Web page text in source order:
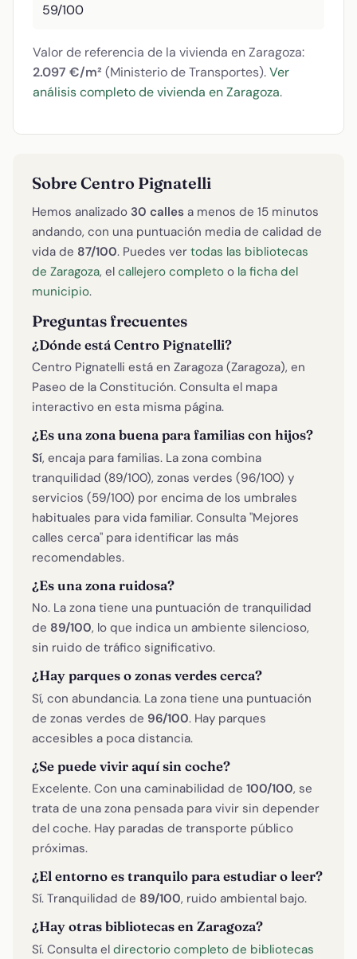
59/100
Valor de referencia de la vivienda en Zaragoza:
2.097 €/m² (Ministerio de Transportes).Ver
análisis completo de vivienda en Zaragoza.
Sobre Centro Pignatelli
Hemos analizado 30 calles a menos de 15 minutos
andando, con una puntuación media de calidad de
vida de 87/100. Puedes ver todas las bibliotecas
de Zaragoza, el callejero completo o la ficha del
municipio.
Preguntas frecuentes
¿Dónde está Centro Pignatelli?
Centro Pignatelli está en Zaragoza (Zaragoza), en
Paseo de la Constitución. Consulta el mapa
interactivo en esta misma página.
¿Es una zona buena para familias con hijos?
Sí, encaja para familias. La zona combina
tranquilidad (89/100), zonas verdes (96/100) y
servicios (59/100) por encima de los umbrales
habituales para vida familiar. Consulta "Mejores
calles cerca" para identificar las más
recomendables.
¿Es una zona ruidosa?
No. La zona tiene una puntuación de tranquilidad
de 89/100, lo que indica un ambiente silencioso,
sin ruido de tráfico significativo.
¿Hay parques o zonas verdes cerca?
Sí, con abundancia. La zona tiene una puntuación
de zonas verdes de 96/100. Hay parques
accesibles a poca distancia.
¿Se puede vivir aquí sin coche?
Excelente. Con una caminabilidad de 100/100, se
trata de una zona pensada para vivir sin depender
del coche. Hay paradas de transporte público
próximas.
¿El entorno es tranquilo para estudiar o leer?
Sí. Tranquilidad de 89/100, ruido ambiental bajo.
¿Hay otras bibliotecas en Zaragoza?
Sí. Consulta el directorio completo de bibliotecas